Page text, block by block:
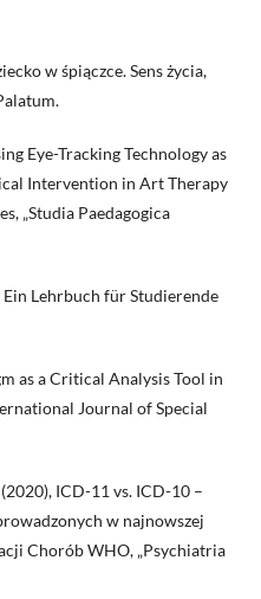
w śpiączce. Sens życia,
Eye-Tracking Technology as
Intervention in Art Therapy
„Studia Paedagogica
Lehrbuch für Studierende
as a Critical Analysis Tool in
Journal of Special
ICD-11 vs. ICD-10 –
w najnowszej
Chorób WHO, „Psychiatria